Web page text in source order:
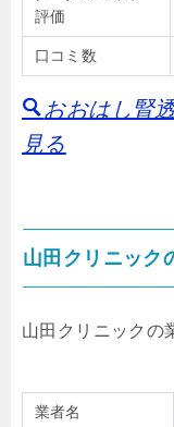
評価
口コミ数
おおはし腎
見る
山田クリニック
山田クリニックの
業者名